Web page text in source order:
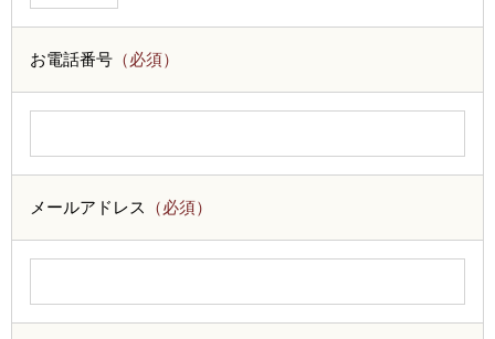
お電話番号 （必須）
メールアドレス （必須）